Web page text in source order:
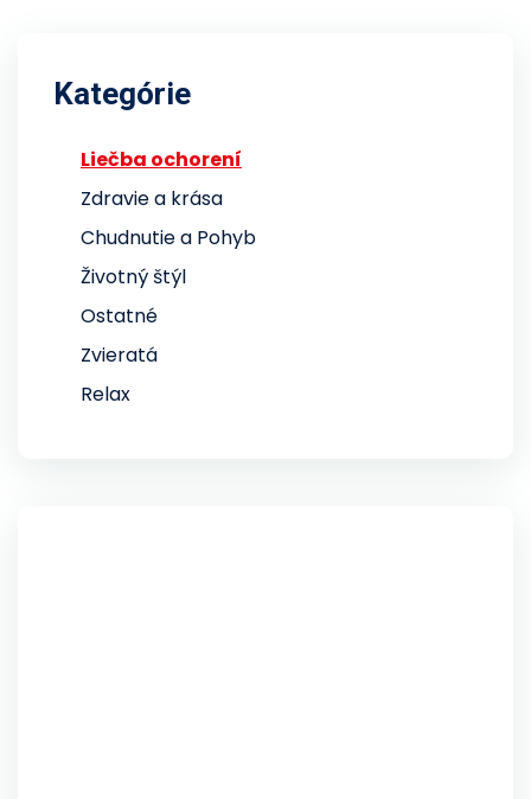
Kategórie
Liečba ochorení
Zdravie a krása
Chudnutie a Pohyb
Životný štýl
Ostatné
Zvieratá
Relax